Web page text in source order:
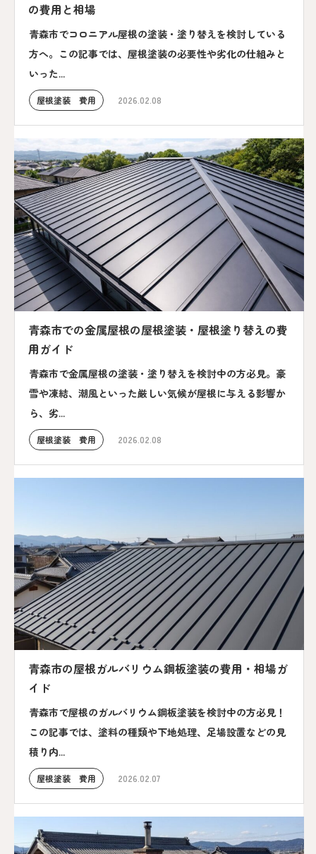
の費用と相場
青森市でコロニアル屋根の塗装・塗り替えを検討している
方へ。この記事では、屋根塗装の必要性や劣化の仕組みと
いった...
屋根塗装 費用 2026.02.08
青森市での金属屋根の屋根塗装・屋根塗り替えの費
用ガイド
青森市で金属屋根の塗装・塗り替えを検討中の方必見。豪
雪や凍結、潮風といった厳しい気候が屋根に与える影響か
ら、劣...
屋根塗装 費用 2026.02.08
青森市の屋根ガルバリウム鋼板塗装の費用・相場ガ
イド
青森市で屋根のガルバリウム鋼板塗装を検討中の方必見！
この記事では、塗料の種類や下地処理、足場設置などの見
積り内...
屋根塗装 費用 2026.02.07